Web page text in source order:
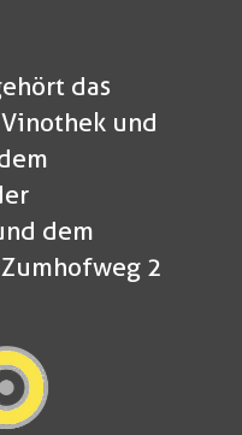
das
und
dem
2